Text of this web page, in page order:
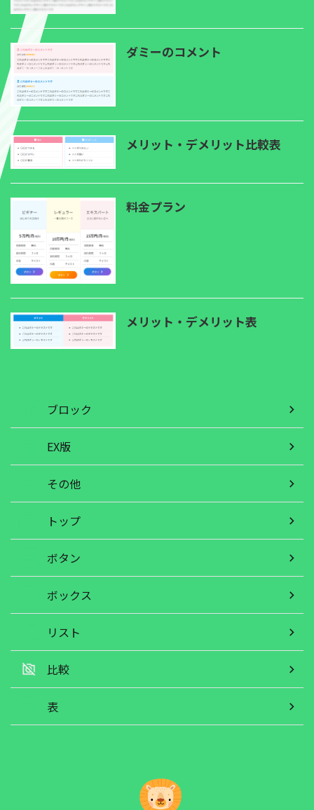
ダミーのコメント
メリット・デメリット比較表
料金プラン
メリット・デメリット表
ブロック
EX版
その他
トップ
ボタン
ボックス
リスト
比較
表